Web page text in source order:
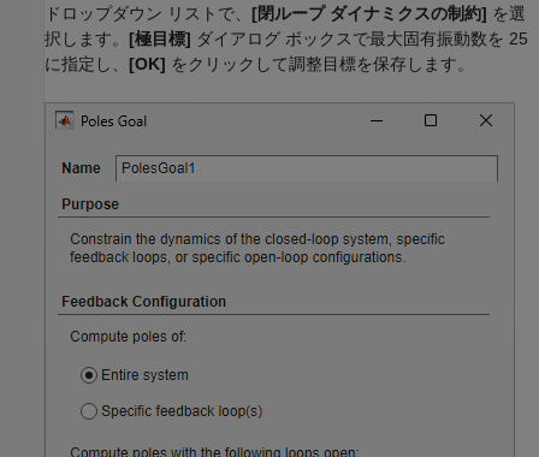
ドロップダウン リストで、 [閉ループ ダイナミクスの制約] を選
択します。 [極目標] ダイアログ ボックスで最大固有振動数を 25
に指定し、 [OK] をクリックして調整目標を保存します。